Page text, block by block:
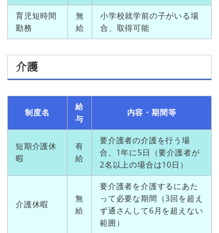
育児短時間
勤務
無
給
小学校就学前の子がいる場
合、取得可能
介護
制度名
給
与
内容・期間等
短期介護休
暇
有
給
要介護者の介護を行う場
合、1年に5日（要介護者が
2名以上の場合は10日）
介護休暇
無
給
要介護者を介護するにあた
って必要な期間（3回を超え
ず通さんして6月を超えない
範囲）